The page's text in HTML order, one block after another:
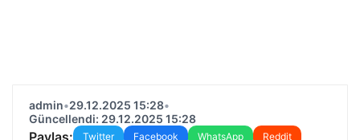
admin•29.12.2025 15:28•
Güncellendi: 29.12.2025 15:28
Paylaş: Twitter Facebook WhatsApp
Reddit